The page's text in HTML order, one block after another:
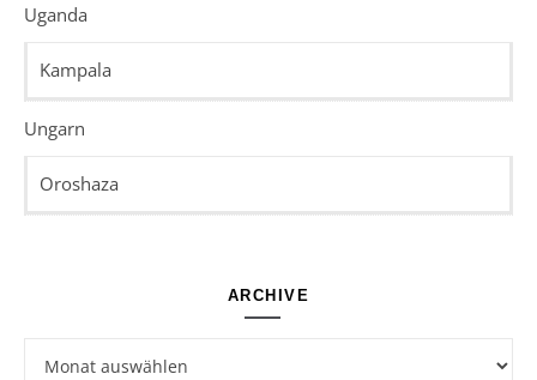
Uganda
Kampala
Ungarn
Oroshaza
ARCHIVE